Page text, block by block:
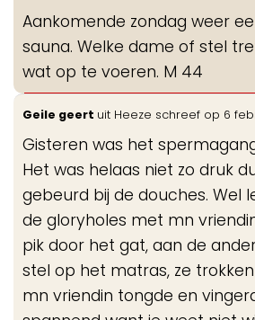
Aankomende zondag weer
sauna. Welke dame of stel
wat op te voeren. M 44
Geile geert uit Heeze schreef op 6
Gisteren was het
Het was helaas niet zo druk
gebeurd bij de douches. Wel
de gloryholes met mn
pik door het gat, aan de
stel op het matras, ze
mn vriendin tongde en